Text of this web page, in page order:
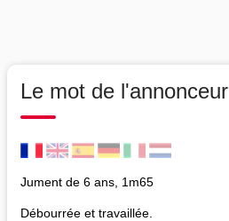
Le mot de l'annonceur
Jument de 6 ans, 1m65
Débourrée et travaillée.